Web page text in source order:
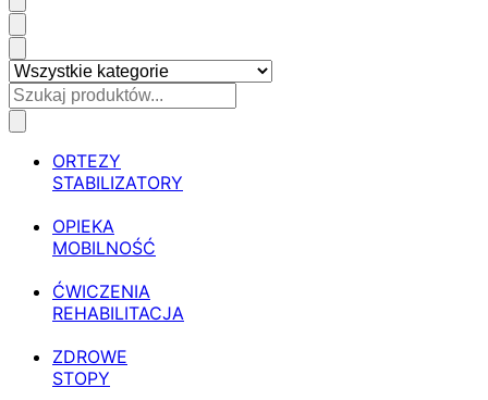
ORTEZY
OPIEKA
ĆWICZENIA
ZDROWE